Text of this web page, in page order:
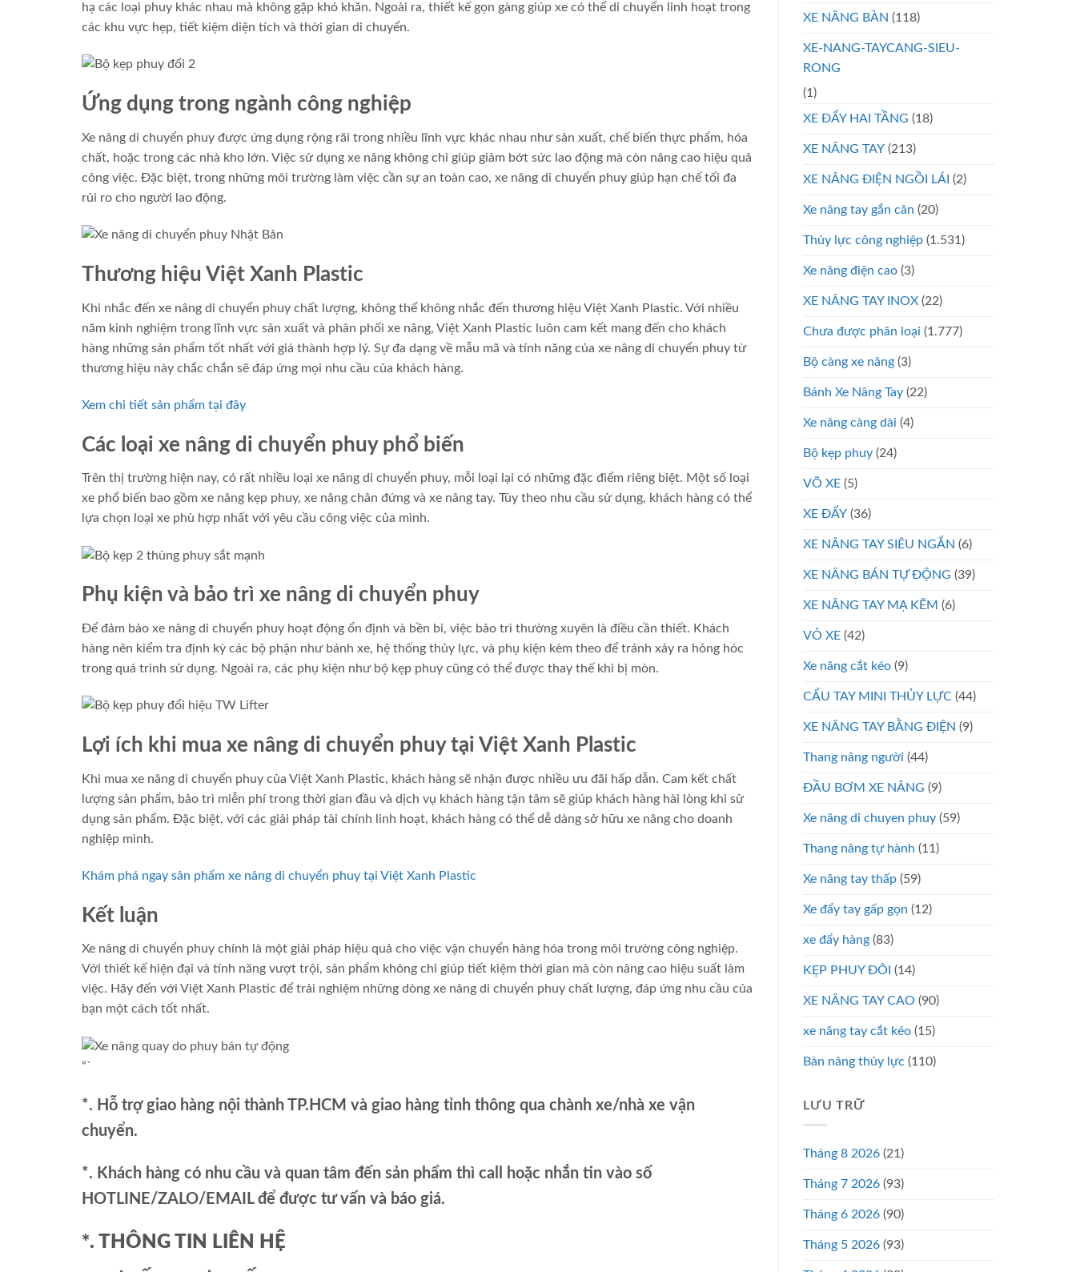
hạ các loại phuy khác nhau mà không gặp khó khăn. Ngoài ra, thiết kế gọn gàng giúp xe có thể di chuyển linh hoạt trong
các khu vực hẹp, tiết kiệm diện tích và thời gian di chuyển.
Ứng dụng trong ngành công nghiệp
Xe nâng di chuyển phuy được ứng dụng rộng rãi trong nhiều lĩnh vực khác nhau như sản xuất, chế biến thực phẩm, hóa
chất, hoặc trong các nhà kho lớn. Việc sử dụng xe nâng không chỉ giúp giảm bớt sức lao động mà còn nâng cao hiệu quả
công việc. Đặc biệt, trong những môi trường làm việc cần sự an toàn cao, xe nâng di chuyển phuy giúp hạn chế tối đa
rủi ro cho người lao động.
Thương hiệu Việt Xanh Plastic
Khi nhắc đến xe nâng di chuyển phuy chất lượng, không thể không nhắc đến thương hiệu Việt Xanh Plastic. Với nhiều
năm kinh nghiệm trong lĩnh vực sản xuất và phân phối xe nâng, Việt Xanh Plastic luôn cam kết mang đến cho khách
hàng những sản phẩm tốt nhất với giá thành hợp lý. Sự đa dạng về mẫu mã và tính năng của xe nâng di chuyển phuy từ
thương hiệu này chắc chắn sẽ đáp ứng mọi nhu cầu của khách hàng.
Xem chi tiết sản phẩm tại đây
Các loại xe nâng di chuyển phuy phổ biến
Trên thị trường hiện nay, có rất nhiều loại xe nâng di chuyển phuy, mỗi loại lại có những đặc điểm riêng biệt. Một số loại
xe phổ biến bao gồm xe nâng kẹp phuy, xe nâng chân đứng và xe nâng tay. Tùy theo nhu cầu sử dụng, khách hàng có thể
lựa chọn loại xe phù hợp nhất với yêu cầu công việc của mình.
Phụ kiện và bảo trì xe nâng di chuyển phuy
Để đảm bảo xe nâng di chuyển phuy hoạt động ổn định và bền bỉ, việc bảo trì thường xuyên là điều cần thiết. Khách
hàng nên kiểm tra định kỳ các bộ phận như bánh xe, hệ thống thủy lực, và phụ kiện kèm theo để tránh xảy ra hỏng hóc
trong quá trình sử dụng. Ngoài ra, các phụ kiện như bộ kẹp phuy cũng có thể được thay thế khi bị mòn.
Lợi ích khi mua xe nâng di chuyển phuy tại Việt Xanh Plastic
Khi mua xe nâng di chuyển phuy của Việt Xanh Plastic, khách hàng sẽ nhận được nhiều ưu đãi hấp dẫn. Cam kết chất
lượng sản phẩm, bảo trì miễn phí trong thời gian đầu và dịch vụ khách hàng tận tâm sẽ giúp khách hàng hài lòng khi sử
dụng sản phẩm. Đặc biệt, với các giải pháp tài chính linh hoạt, khách hàng có thể dễ dàng sở hữu xe nâng cho doanh
nghiệp mình.
Khám phá ngay sản phẩm xe nâng di chuyển phuy tại Việt Xanh Plastic
Kết luận
Xe nâng di chuyển phuy chính là một giải pháp hiệu quả cho việc vận chuyển hàng hóa trong môi trường công nghiệp.
Với thiết kế hiện đại và tính năng vượt trội, sản phẩm không chỉ giúp tiết kiệm thời gian mà còn nâng cao hiệu suất làm
việc. Hãy đến với Việt Xanh Plastic để trải nghiệm những dòng xe nâng di chuyển phuy chất lượng, đáp ứng nhu cầu của
bạn một cách tốt nhất.
“`
*. Hỗ trợ giao hàng nội thành TP.HCM và giao hàng tỉnh thông qua chành xe/nhà xe vận
chuyển.
*. Khách hàng có nhu cầu và quan tâm đến sản phẩm thì call hoặc nhắn tin vào số
HOTLINE/ZALO/EMAIL để được tư vấn và báo giá.
*. THÔNG TIN LIÊN HỆ
XE NÂNG BÀN (118)
XE-NANG-TAYCANG-SIEU-
RONG
(1)
XE ĐẨY HAI TẦNG (18)
XE NÂNG TAY (213)
XE NÂNG ĐIỆN NGỒI LÁI (2)
Xe nâng tay gắn cân (20)
Thủy lực công nghiệp (1.531)
Xe nâng điện cao (3)
XE NÂNG TAY INOX (22)
Chưa được phân loại (1.777)
Bộ càng xe nâng (3)
Bánh Xe Nâng Tay (22)
Xe nâng càng dài (4)
Bộ kẹp phuy (24)
VÕ XE (5)
XE ĐẨY (36)
XE NÂNG TAY SIÊU NGẮN (6)
XE NÂNG BÁN TỰ ĐỘNG (39)
XE NÂNG TAY MẠ KẼM (6)
VỎ XE (42)
Xe nâng cắt kéo (9)
CẨU TAY MINI THỦY LỰC (44)
XE NÂNG TAY BẰNG ĐIỆN (9)
Thang nâng người (44)
ĐẦU BƠM XE NÂNG (9)
Xe nâng di chuyen phuy (59)
Thang nâng tự hành (11)
Xe nâng tay thấp (59)
Xe đẩy tay gấp gọn (12)
xe đẩy hàng (83)
KẸP PHUY ĐÔI (14)
XE NÂNG TAY CAO (90)
xe nâng tay cắt kéo (15)
Bàn nâng thủy lực (110)
LƯU TRỮ
Tháng 8 2026 (21)
Tháng 7 2026 (93)
Tháng 6 2026 (90)
Tháng 5 2026 (93)